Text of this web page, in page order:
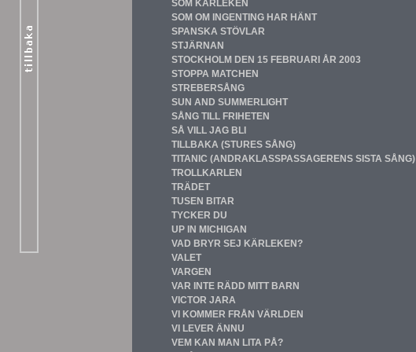
SOM KÄRLEKEN
SOM OM INGENTING HAR HÄNT
SPANSKA STÖVLAR
STJÄRNAN
STOCKHOLM DEN 15 FEBRUARI ÅR 2003
STOPPA MATCHEN
STREBERSÅNG
SUN AND SUMMERLIGHT
SÅNG TILL FRIHETEN
SÅ VILL JAG BLI
TILLBAKA (STURES SÅNG)
TITANIC (ANDRAKLASSPASSAGERENS SISTA SÅNG)
TROLLKARLEN
TRÄDET
TUSEN BITAR
TYCKER DU
UP IN MICHIGAN
VAD BRYR SEJ KÄRLEKEN?
VALET
VARGEN
VAR INTE RÄDD MITT BARN
VICTOR JARA
VI KOMMER FRÅN VÄRLDEN
VI LEVER ÄNNU
VEM KAN MAN LITA PÅ?